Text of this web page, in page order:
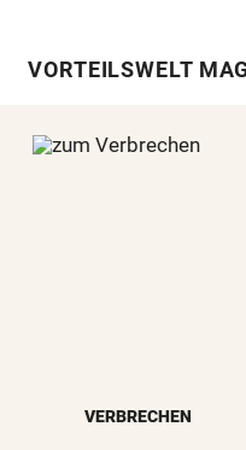
VORTEILSWELT
VERBRECHEN